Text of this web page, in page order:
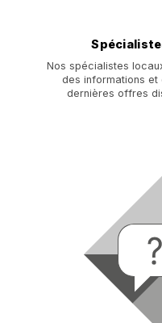
Nos spécialistes
des informations et
dernières offres